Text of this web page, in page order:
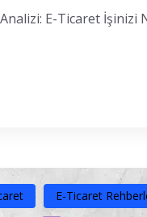
E-Ticaret İşinizi
E-Ticaret